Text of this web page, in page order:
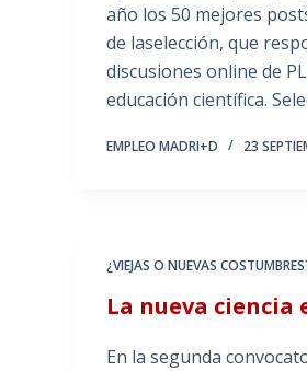
año los 50 mejores
de laselección, que
discusiones online de
educación científica.
EMPLEO MADRI+D 23
¿VIEJAS O NUEVAS
La nueva ciencia
En la segunda